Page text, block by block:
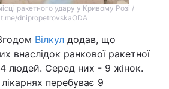
ракетного удару у Кривому Розі /
dnipropetrovskaODA
Вілкул додав, що
внаслідок ранкової ракетної
людей. Серед них - 9 жінок.
перебуває 9